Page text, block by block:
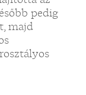
pedig
majd